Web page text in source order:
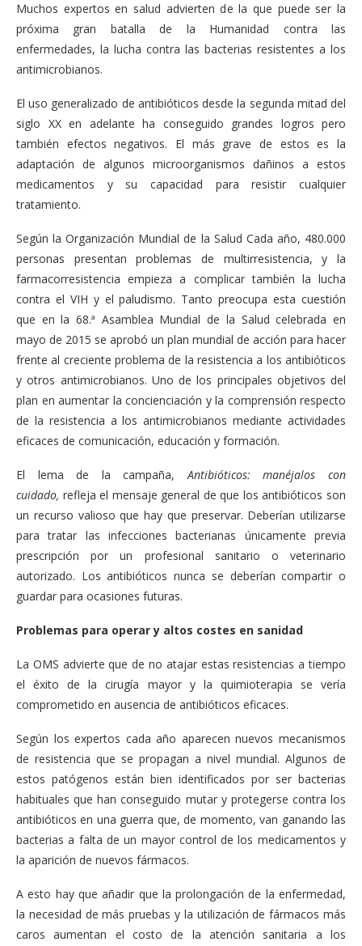
Muchos expertos en salud advierten de la que puede ser la
próxima gran batalla de la Humanidad contra las
enfermedades, la lucha contra las bacterias resistentes a los
antimicrobianos.
El uso generalizado de antibióticos desde la segunda mitad del
siglo XX en adelante ha conseguido grandes logros pero
también efectos negativos. El más grave de estos es la
adaptación de algunos microorganismos dañinos a estos
medicamentos y su capacidad para resistir cualquier
tratamiento.
Según la Organización Mundial de la Salud Cada año, 480.000
personas presentan problemas de multirresistencia, y la
farmacorresistencia empieza a complicar también la lucha
contra el VIH y el paludismo. Tanto preocupa esta cuestión
que en la 68.ª Asamblea Mundial de la Salud celebrada en
mayo de 2015 se aprobó un plan mundial de acción para hacer
frente al creciente problema de la resistencia a los antibióticos
y otros antimicrobianos. Uno de los principales objetivos del
plan en aumentar la concienciación y la comprensión respecto
de la resistencia a los antimicrobianos mediante actividades
eficaces de comunicación, educación y formación.
El lema de la campaña,Antibióticos: manéjalos con
cuidado, refleja el mensaje general de que los antibióticos son
un recurso valioso que hay que preservar. Deberían utilizarse
para tratar las infecciones bacterianas únicamente previa
prescripción por un profesional sanitario o veterinario
autorizado. Los antibióticos nunca se deberían compartir o
guardar para ocasiones futuras.
Problemas para operar y altos costes en sanidad
La OMS advierte que de no atajar estas resistencias a tiempo
el éxito de la cirugía mayor y la quimioterapia se vería
comprometido en ausencia de antibióticos eficaces.
Según los expertos cada año aparecen nuevos mecanismos
de resistencia que se propagan a nivel mundial. Algunos de
estos patógenos están bien identificados por ser bacterias
habituales que han conseguido mutar y protegerse contra los
antibióticos en una guerra que, de momento, van ganando las
bacterias a falta de un mayor control de los medicamentos y
la aparición de nuevos fármacos.
A esto hay que añadir que la prolongación de la enfermedad,
la necesidad de más pruebas y la utilización de fármacos más
caros aumentan el costo de la atención sanitaria a los